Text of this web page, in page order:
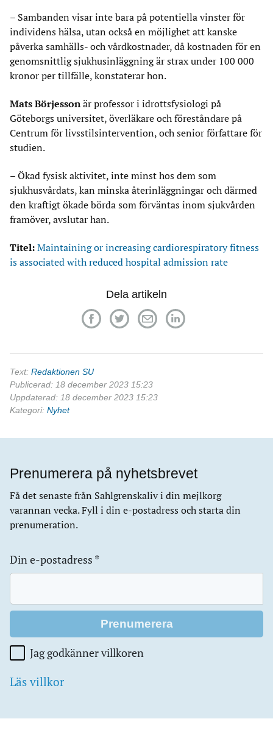
– Sambanden visar inte bara på potentiella vinster för
individens hälsa, utan också en möjlighet att kanske
påverka samhälls- och vårdkostnader, då kostnaden för en
genomsnittlig sjukhusinläggning är strax under 100 000
kronor per tillfälle, konstaterar hon.
Mats Börjessonär professor i idrottsfysiologi på
Göteborgs universitet, överläkare och föreståndare på
Centrum för livsstilsintervention, och senior författare för
studien.
– Ökad fysisk aktivitet, inte minst hos dem som
sjukhusvårdats, kan minska återinläggningar och därmed
den kraftigt ökade börda som förväntas inom sjukvården
framöver, avslutar han.
Titel: Maintaining or increasing cardiorespiratory fitness
is associated with reduced hospital admission rate
Dela artikeln
Text: Redaktionen SU
Publicerad: 18 december 2023 15:23
Uppdaterad: 18 december 2023 15:23
Kategori: Nyhet
Prenumerera på nyhetsbrevet
Få det senaste från Sahlgrenskaliv i din mejlkorg
varannan vecka. Fyll i din e-postadress och starta din
prenumeration.
Din e-postadress *
Jag godkänner villkoren
Läs villkor